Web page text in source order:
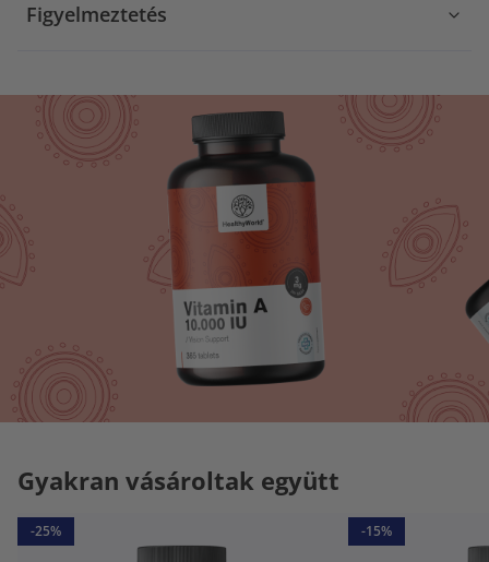
Figyelmeztetés
Gyakran vásároltak együtt
-25% -15%